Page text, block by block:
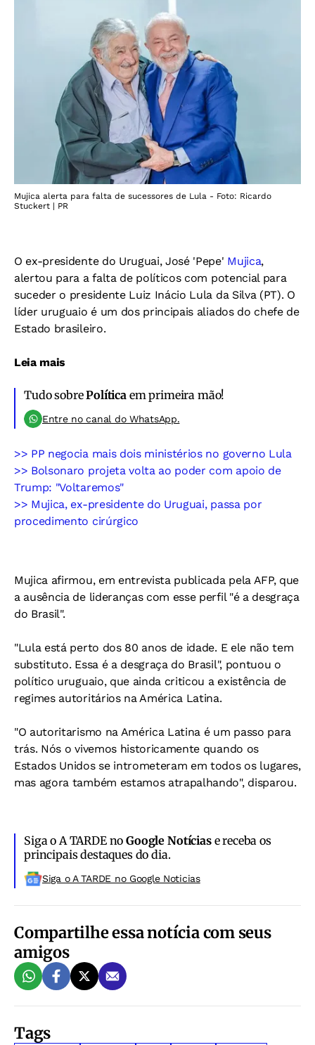
Mujica alerta para falta de sucessores de Lula - Foto: Ricardo
Stuckert | PR
O ex-presidente do Uruguai, José 'Pepe' Mujica,
alertou para a falta de políticos com potencial para
suceder o presidente Luiz Inácio Lula da Silva (PT). O
líder uruguaio é um dos principais aliados do chefe de
Estado brasileiro.
Leia mais
Tudo sobrePolíticaem primeira mão!
Entre no canal do WhatsApp.
>> PP negocia mais dois ministérios no governo Lula
>> Bolsonaro projeta volta ao poder com apoio de
Trump: "Voltaremos"
>> Mujica, ex-presidente do Uruguai, passa por
procedimento cirúrgico
Mujica afirmou, em entrevista publicada pela AFP, que
a ausência de lideranças com esse perfil "é a desgraça
do Brasil".
"Lula está perto dos 80 anos de idade. E ele não tem
substituto. Essa é a desgraça do Brasil", pontuou o
político uruguaio, que ainda criticou a existência de
regimes autoritários na América Latina.
"O autoritarismo na América Latina é um passo para
trás. Nós o vivemos historicamente quando os
Estados Unidos se intrometeram em todos os lugares,
mas agora também estamos atrapalhando", disparou.
Siga o A TARDE noGoogle Notíciase receba os
principais destaques do dia.
Siga o A TARDE no Google Noticias
Compartilhe essa notícia com seus
amigos
Tags